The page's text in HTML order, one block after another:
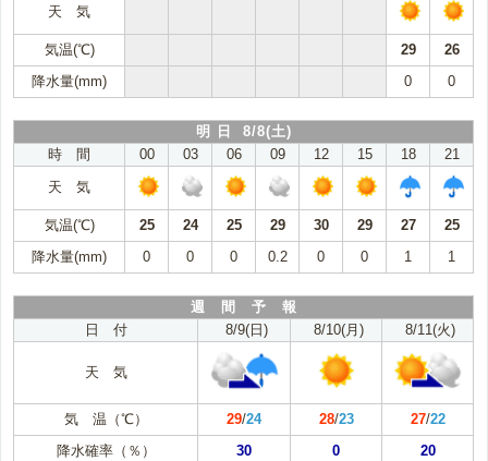
天 気
気温(℃) 29
26
降水量(mm)
0 0
明 日 8/8(土)
時 間
00 03 06 09 12 15 18
21
天 気
気温(℃) 25 24 25 29 30 29 27
25
降水量(mm)
0 0 0 0.2 0 0 1 1
週 間 予 報
日 付
8/9(日) 8/10(月) 8/11(火)
天 気
気 温（℃） 29/24 28/23 27/22
降水確率（％）
30 0 20